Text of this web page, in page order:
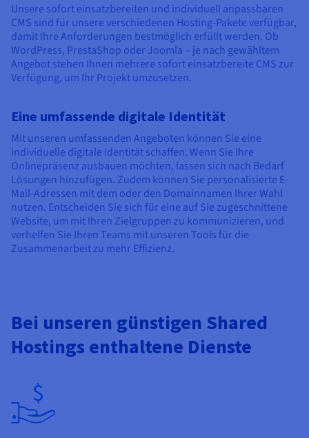
Unsere sofort einsatzbereiten und individuell anpassbaren
CMS sind für unsere verschiedenen Hosting-Pakete verfügbar,
damit Ihre Anforderungen bestmöglich erfüllt werden. Ob
WordPress, PrestaShop oder Joomla – je nach gewähltem
Angebot stehen Ihnen mehrere sofort einsatzbereite CMS zur
Verfügung, um Ihr Projekt umzusetzen.
Eine umfassende digitale Identität
Mit unseren umfassenden Angeboten können Sie eine
individuelle digitale Identität schaffen. Wenn Sie Ihre
Onlinepräsenz ausbauen möchten, lassen sich nach Bedarf
Lösungen hinzufügen. Zudem können Sie personalisierte E-
Mail-Adressen mit dem oder den Domainnamen Ihrer Wahl
nutzen. Entscheiden Sie sich für eine auf Sie zugeschnittene
Website, um mit Ihren Zielgruppen zu kommunizieren, und
verhelfen Sie Ihren Teams mit unseren Tools für die
Zusammenarbeit zu mehr Effizienz.
Bei unseren günstigen Shared
Hostings enthaltene Dienste